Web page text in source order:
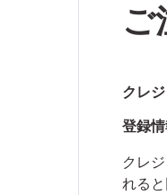
ご
クレ
登録
クレ
れる